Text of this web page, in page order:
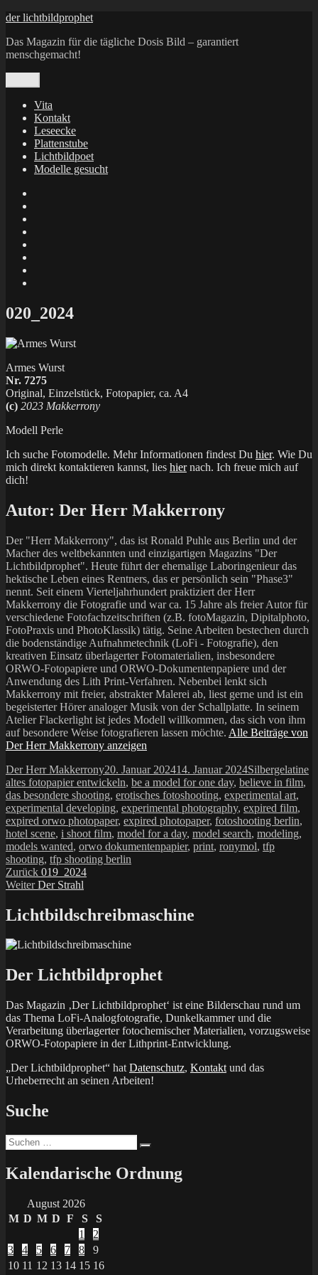
Zum
springen
der lichtbildprophet
Das Magazin für die tägliche Dosis Bild – garantiert
menschgemacht!
Vita
Kontakt
Leseecke
Plattenstube
Lichtbildpoet
Modelle gesucht
X
020_2024
Armes Wurst
Nr. 7275
Original, Einzelstück, Fotopapier, ca. A4
(c) 2023 Makkerrony
Modell Perle
Ich suche Fotomodelle. Mehr Informationen findest Du hier. Wie Du
mich direkt kontaktieren kannst, lies hiernach. Ich freue mich auf
dich!
Autor: Der Herr Makkerrony
Der "Herr Makkerrony", das ist Ronald Puhle aus Berlin und der
Macher des weltbekannten und einzigartigen Magazins "Der
Lichtbildprophet". Heute führt der ehemalige Laboringenieur das
hektische Leben eines Rentners, das er persönlich sein "Phase3"
nennt. Seit einem Vierteljahrhundert praktiziert der Herr
Makkerrony die Fotografie und war ca. 15 Jahre als freier Autor für
verschiedene Fotofachzeitschriften (z.B. fotoMagazin, Dipitalphoto,
FotoPraxis und PhotoKlassik) tätig. Seine Arbeiten bestechen durch
die bodenständige Aufnahmetechnik (LoFi - Fotografie), den
kreativen Einsatz überlagerter Fotomaterialien, insbesondere
ORWO-Fotopapiere und ORWO-Dokumentenpapiere und der
Anwendung des Lith Print-Verfahren. Nebenbei lenkt sich
Makkerrony mit freier, abstrakter Malerei ab, liest gerne und ist ein
begeisterter Hörer analoger Musik von der Schallplatte. In seinem
Atelier Flackerlight ist jedes Modell willkommen, das sich von ihm
auf besondere Weise fotografieren lassen möchte. Alle Beiträge von
Der Herr Makkerrony anzeigen
Autor
Der Herr MakkerronyVeröffentlicht
am
20. Januar 202414. Januar 2024Kategorien
Silbergelatine
altes fotopapier entwickeln, be a model for one day, believe in film,
das besondere shooting, erotisches fotoshooting, experimental art,
experimental developing, experimental photography, expired film,
expired orwo photopaper, expired photopaper, fotoshooting berlin,
hotel scene, i shoot film, model for a day, model search, modeling,
models wanted, orwo dokumentenpapier, print, ronymol, tfp
shooting, tfp shooting berlin
Beitragsnavigation
Zurück Vorheriger
Beitrag:
019_2024
Weiter Nächster
Der Strahl
Lichtbildschreibmaschine
Der Lichtbildprophet
Das Magazin ‚Der Lichtbildprophet‘ ist eine Bilderschau rund um
das Thema LoFi-Analogfotografie, Dunkelkammer und die
Verarbeitung überlagerter fotochemischer Materialien, vorzugsweise
ORWO-Fotopapiere in der Lithprint-Entwicklung.
„Der Lichtbildprophet“ hat Datenschutz, Kontakt und das
Urheberrecht an seinen Arbeiten!
Suche
Suchen
nach:
Kalendarische Ordnung
August 2026
M D M D F S
S
1
2
3
4 5 6 7 8
9
10 11 12 13 14 15 16